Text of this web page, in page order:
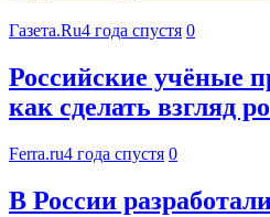
Газета.Ru4 года спустя 0
Российские учёные
как сделать взгляд
Ferra.ru4 года спустя 0
В России